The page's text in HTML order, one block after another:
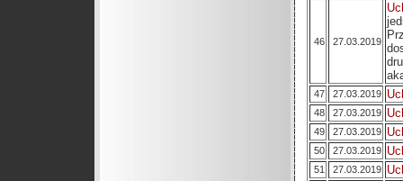
46 27.03.2019
47 27.03.2019
48 27.03.2019
49 27.03.2019
50 27.03.2019
51 27.03.2019